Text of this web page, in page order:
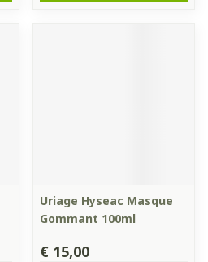
Uriage Hyseac Masque
Gommant 100ml
€ 15,00